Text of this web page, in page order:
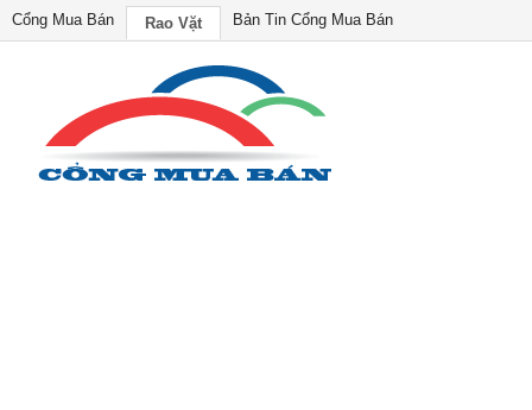
Cổng Mua Bán Rao Vặt Bản Tin Cổng Mua Bán